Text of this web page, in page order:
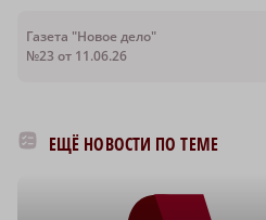
Газета "Новое дело"
№23 от 11.06.26
ЕЩЁ НОВОСТИ ПО ТЕМЕ